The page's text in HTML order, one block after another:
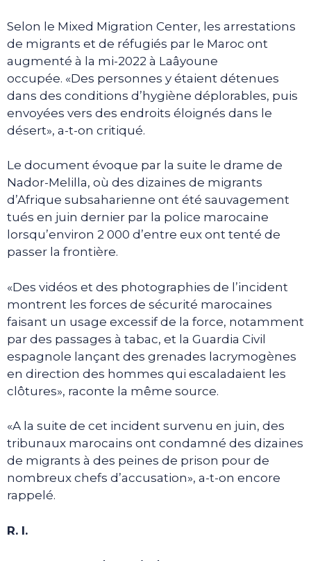
Selon le Mixed Migration Center, les arrestations
de migrants et de réfugiés par le Maroc ont
augmenté à la mi-2022 à Laâyoune
occupée. «Des personnes y étaient détenues
dans des conditions d’hygiène déplorables, puis
envoyées vers des endroits éloignés dans le
désert», a-t-on critiqué.
Le document évoque par la suite le drame de
Nador-Melilla, où des dizaines de migrants
d’Afrique subsaharienne ont été sauvagement
tués en juin dernier par la police marocaine
lorsqu’environ 2 000 d’entre eux ont tenté de
passer la frontière.
«Des vidéos et des photographies de l’incident
montrent les forces de sécurité marocaines
faisant un usage excessif de la force, notamment
par des passages à tabac, et la Guardia Civil
espagnole lançant des grenades lacrymogènes
en direction des hommes qui escaladaient les
clôtures», raconte la même source.
«A la suite de cet incident survenu en juin, des
tribunaux marocains ont condamné des dizaines
de migrants à des peines de prison pour de
nombreux chefs d’accusation», a-t-on encore
rappelé.
R. I.